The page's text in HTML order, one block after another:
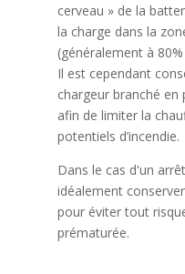
cerveau » de la
la charge dans la
(généralement à
Il est cependant
chargeur branché en
afin de limiter la
potentiels d’incendie.
Dans le cas d'un
idéalement
pour éviter tout
prématurée.